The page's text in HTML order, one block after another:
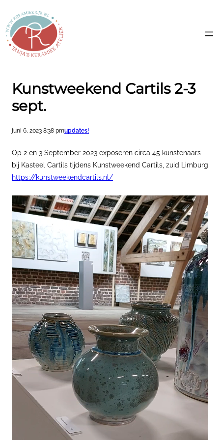
de
inhoud
Kunstweekend Cartils 2-3
sept.
juni 6, 2023 8:38 pmupdates!
Op 2 en 3 September 2023 exposeren circa 45 kunstenaars
bij Kasteel Cartils tijdens Kunstweekend Cartils, zuid Limburg
https://kunstweekendcartils.nl/